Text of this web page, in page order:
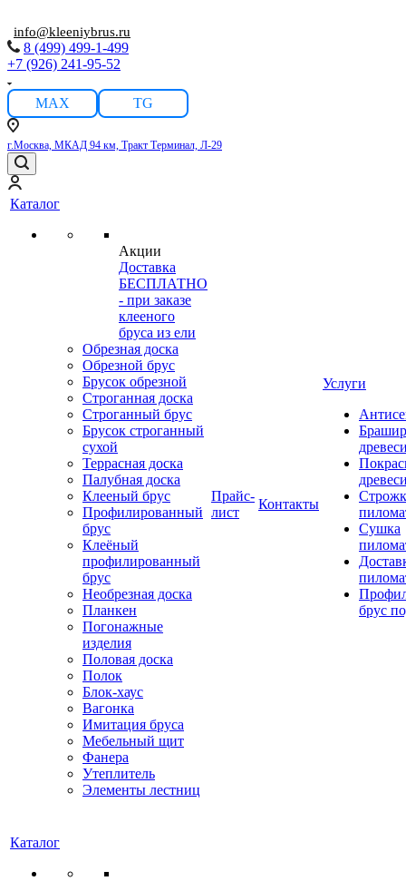
info@kleeniybrus.ru
8 (499) 499-1-499
+7 (926) 241-95-52
MAX TG
г.Москва, МКАД 94 км, Тракт Терминал, Л-29
Каталог
Акции
Доставка
БЕСПЛАТНО
- при заказе
клееного
бруса из ели
Обрезная доска
Обрезной брус
Брусок обрезной
Строганная доска
Строганный брус
Брусок строганный
сухой
Террасная доска
Палубная доска
Клееный брус
Профилированный
брус
Клеёный
профилированный
брус
Необрезная доска
Планкен
Погонажные
изделия
Половая доска
Полок
Блок-хаус
Вагонка
Имитация бруса
Мебельный щит
Фанера
Утеплитель
Элементы лестниц
Прайс-
лист
Контакты
Услуги
Сушка
брус
Каталог